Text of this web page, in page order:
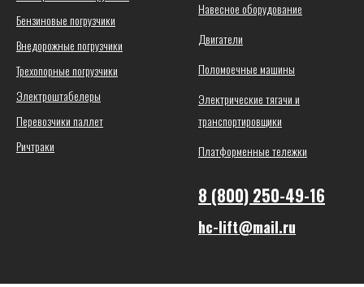
Бензиновые погрузчики
Внедорожные погрузчики
Трехопорные погрузчики
Электроштабелеры
Перевозчики паллет
Ричтраки
Навесное оборудование
Двигатели
Поломоечные машины
Электрические тягачи и
транспортировщики
Платформенные тележки
8 (800) 250-49-16
hc-lift@mail.ru